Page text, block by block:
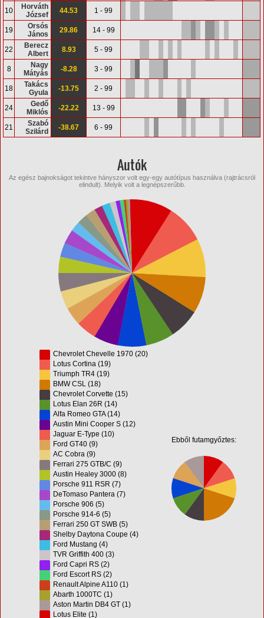
10
Horváth
József
44.53 1 - 99
19
Orsós
János
29.86 14 - 99
22
Berecz
Albert
8.93 5 - 99
8
Nagy
Mátyás
-8.28 3 - 99
18
Takács
Gyula
-13.75 2 - 99
24
Gedő
Miklós
-22.22 13 - 99
21
Szabó
Szilárd
-38.67 6 - 99
Autók
Az egész bajnokságot tekintve hányszor volt egy-egy autótípus használva (rajtrácsról
elindult). Melyik volt a legnépszerűbb.
Chevrolet Chevelle 1970 (20)
Lotus Cortina (19)
Triumph TR4 (19)
BMW CSL (18)
Chevrolet Corvette (15)
Lotus Elan 26R (14)
Alfa Romeo GTA (14)
Austin Mini Cooper S (12)
Jaguar E-Type (10)
Ford GT40 (9)
AC Cobra (9)
Ferrari 275 GTB/C (9)
Austin Healey 3000 (8)
Porsche 911 RSR (7)
DeTomaso Pantera (7)
Porsche 906 (5)
Porsche 914-6 (5)
Ferrari 250 GT SWB (5)
Shelby Daytona Coupe (4)
Ford Mustang (4)
TVR Griffith 400 (3)
Ford Capri RS (2)
Ford Escort RS (2)
Renault Alpine A110 (1)
Abarth 1000TC (1)
Aston Martin DB4 GT (1)
Lotus Elite (1)
Ebből futamgyőztes: